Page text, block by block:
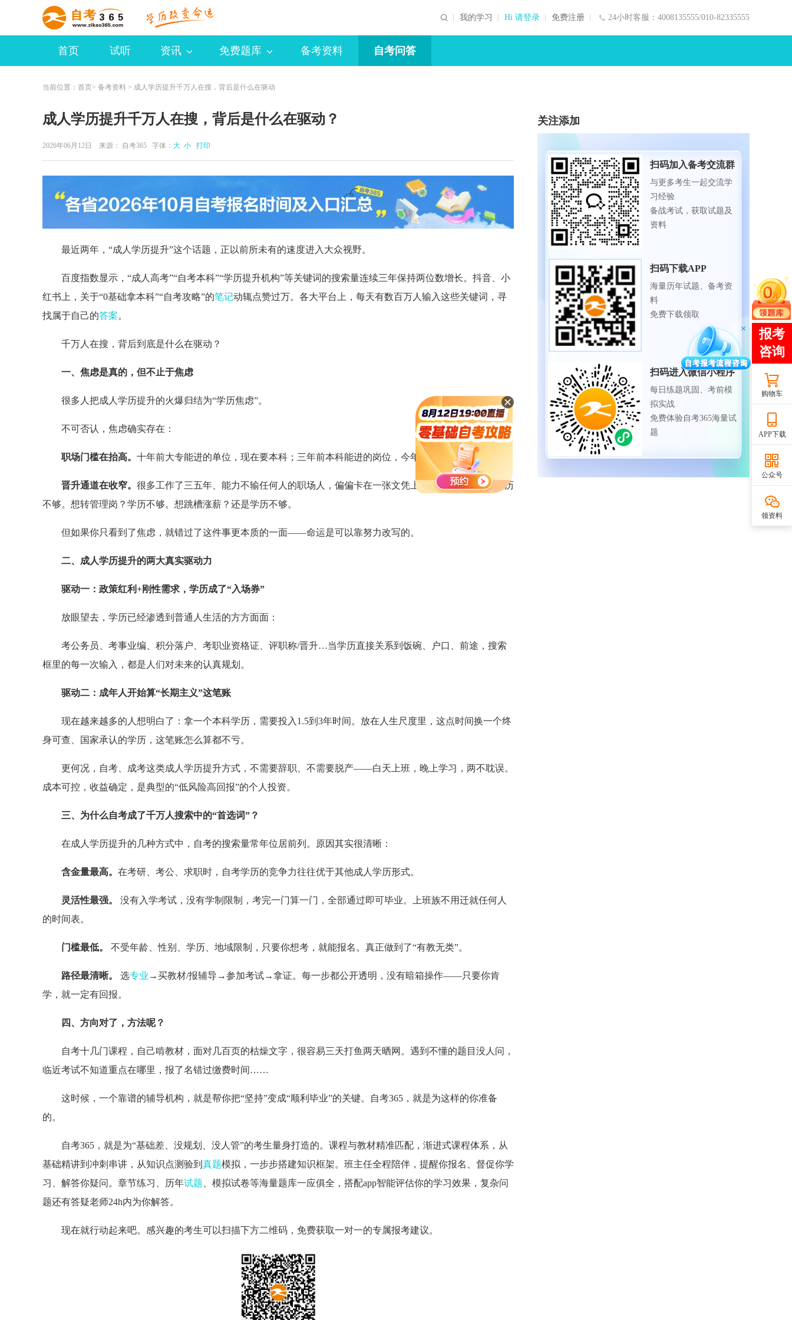
24小时客服：4008135555/010-82335555
我的学习 Hi 请登录 免费注册
首页 试听 资讯 免费题库 备考资料 自考问答
当前位置： 首页> 备考资料 > 成人学历提升千万人在搜，背后是什么在驱动
成人学历提升千万人在搜，背后是什么在驱动？
2026年06月12日 来源： 自考365 字体： 大 小 打印
最近两年，“成人学历提升”这个话题，正以前所未有的速度进入大众视野。
百度指数显示，“成人高考”“自考本科”“学历提升机构”等关键词的搜索量连续三年保持两位数增长。抖音、小
红书上，关于“0基础拿本科”“自考攻略”的笔记动辄点赞过万。各大平台上，每天有数百万人输入这些关键词，寻
找属于自己的答案。
千万人在搜，背后到底是什么在驱动？
一、焦虑是真的，但不止于焦虑
很多人把成人学历提升的火爆归结为“学历焦虑”。
不可否认，焦虑确实存在：
职场门槛在抬高。 十年前大专能进的单位，现在要本科；三年前本科能进的岗位，今年要“全日制优先”。
晋升通道在收窄。 很多工作了三五年、能力不输任何人的职场人，偏偏卡在一张文凭上。想评中级职称？学历
不够。想转管理岗？学历不够。想跳槽涨薪？还是学历不够。
但如果你只看到了焦虑，就错过了这件事更本质的一面——命运是可以靠努力改写的。
二、成人学历提升的两大真实驱动力
驱动一：政策红利+刚性需求，学历成了“入场券”
放眼望去，学历已经渗透到普通人生活的方方面面：
考公务员、考事业编、积分落户、考职业资格证、评职称/晋升…当学历直接关系到饭碗、户口、前途，搜索
框里的每一次输入，都是人们对未来的认真规划。
驱动二：成年人开始算“长期主义”这笔账
现在越来越多的人想明白了：拿一个本科学历，需要投入1.5到3年时间。放在人生尺度里，这点时间换一个终
身可查、国家承认的学历，这笔账怎么算都不亏。
更何况，自考、成考这类成人学历提升方式，不需要辞职、不需要脱产——白天上班，晚上学习，两不耽误。
成本可控，收益确定，是典型的“低风险高回报”的个人投资。
三、为什么自考成了千万人搜索中的“首选词”？
在成人学历提升的几种方式中，自考的搜索量常年位居前列。原因其实很清晰：
含金量最高。 在考研、考公、求职时，自考学历的竞争力往往优于其他成人学历形式。
灵活性最强。
没有入学考试，没有学制限制，考完一门算一门，全部通过即可毕业。上班族不用迁就任何人
的时间表。
门槛最低。 不受年龄、性别、学历、地域限制，只要你想考，就能报名。真正做到了“有教无类”。
路径最清晰。 选专业 →买教材/报辅导→参加考试→拿证。每一步都公开透明，没有暗箱操作——只要你肯
学，就一定有回报。
四、方向对了，方法呢？
自考十几门课程，自己啃教材，面对几百页的枯燥文字，很容易三天打鱼两天晒网。遇到不懂的题目没人问，
临近考试不知道重点在哪里，报了名错过缴费时间……
这时候，一个靠谱的辅导机构，就是帮你把“坚持”变成“顺利毕业”的关键。
自考365，就是为这样的你准备
的。
自考365，就是为“基础差、没规划、没人管”的考生量身打造的。课程与教材精准匹配，渐进式课程体系，从
基础精讲到冲刺串讲，从知识点测验到 真题模拟，一步步搭建知识框架。班主任全程陪伴，提醒你报名、督促你学
习、解答你疑问。章节练习、历年试题 、模拟试卷等海量题库一应俱全，搭配app智能评估你的学习效果，复杂问
题还有答疑老师24h内为你解答。
现在就行动起来吧。感兴趣的考生可以扫描下方二维码，免费获取一对一的专属报考建议。
关注添加
扫码加入备考交流群
与更多考生一起交流学
习经验
备战考试，获取试题及
资料
扫码下载APP
海量历年试题、备考资
料
免费下载领取
扫码进入微信小程序
每日练题巩固、考前模
拟实战
免费体验自考365海量试
题
购物车
APP下载
公众号
领资料